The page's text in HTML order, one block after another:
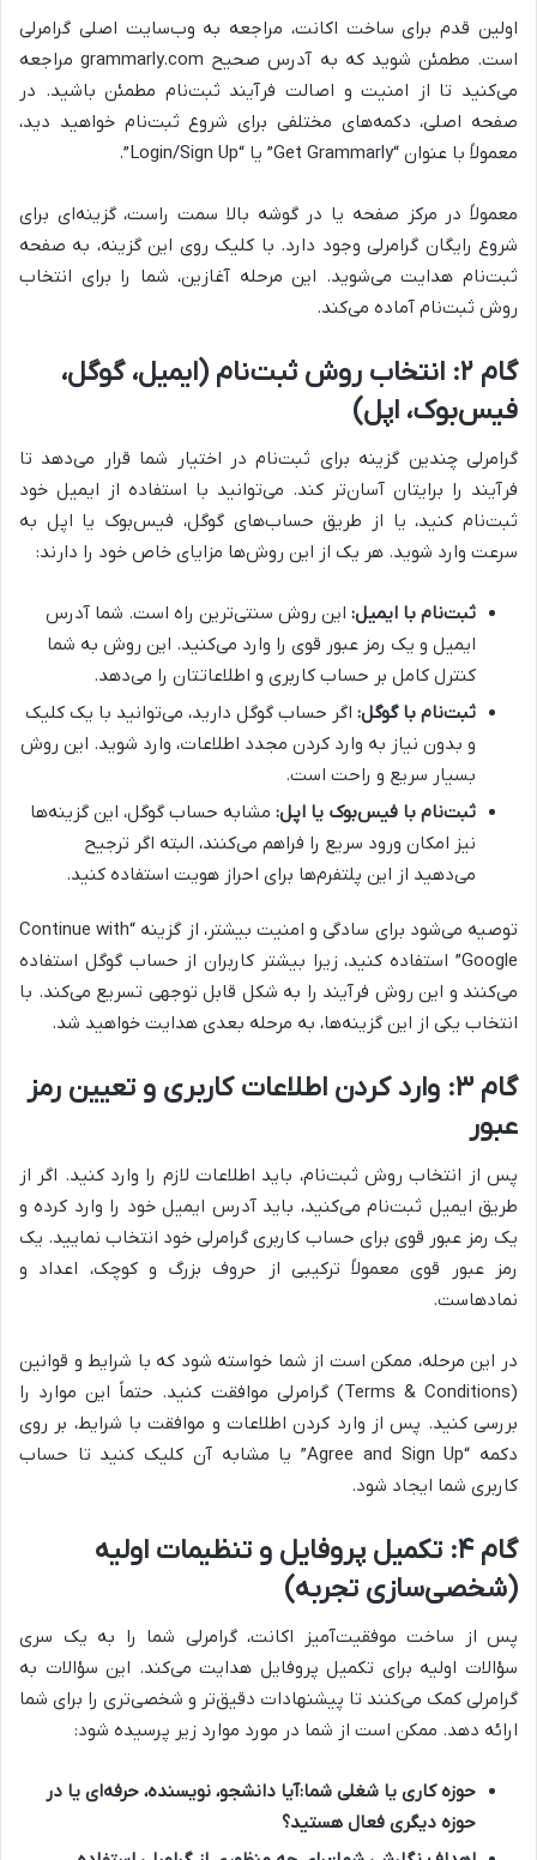
اولین قدم برای ساخت اکانت، مراجعه به وب‌سایت اصلی گرامرلی
است. مطمئن شوید که به آدرس صحیح grammarly.com مراجعه
می‌کنید تا از امنیت و اصالت فرآیند ثبت‌نام مطمئن باشید. در
صفحه اصلی، دکمه‌های مختلفی برای شروع ثبت‌نام خواهید دید،
معمولاً با عنوان “Get Grammarly” یا “Login/Sign Up”.
معمولاً در مرکز صفحه یا در گوشه بالا سمت راست، گزینه‌ای برای
شروع رایگان گرامرلی وجود دارد. با کلیک روی این گزینه، به صفحه
ثبت‌نام هدایت می‌شوید. این مرحله آغازین، شما را برای انتخاب
روش ثبت‌نام آماده می‌کند.
گام ۲: انتخاب روش ثبت‌نام (ایمیل، گوگل،
فیس‌بوک، اپل)
گرامرلی چندین گزینه برای ثبت‌نام در اختیار شما قرار می‌دهد تا
فرآیند را برایتان آسان‌تر کند. می‌توانید با استفاده از ایمیل خود
ثبت‌نام کنید، یا از طریق حساب‌های گوگل، فیس‌بوک یا اپل به
سرعت وارد شوید. هر یک از این روش‌ها مزایای خاص خود را دارند:
ثبت‌نام با ایمیل: این روش سنتی‌ترین راه است. شما آدرس
ایمیل و یک رمز عبور قوی را وارد می‌کنید. این روش به شما
کنترل کامل بر حساب کاربری و اطلاعاتتان را می‌دهد.
ثبت‌نام با گوگل: اگر حساب گوگل دارید، می‌توانید با یک کلیک
و بدون نیاز به وارد کردن مجدد اطلاعات، وارد شوید. این روش
بسیار سریع و راحت است.
ثبت‌نام با فیس‌بوک یا اپل: مشابه حساب گوگل، این گزینه‌ها
نیز امکان ورود سریع را فراهم می‌کنند، البته اگر ترجیح
می‌دهید از این پلتفرم‌ها برای احراز هویت استفاده کنید.
توصیه می‌شود برای سادگی و امنیت بیشتر، از گزینه “Continue with
Google” استفاده کنید، زیرا بیشتر کاربران از حساب گوگل استفاده
می‌کنند و این روش فرآیند را به شکل قابل توجهی تسریع می‌کند. با
انتخاب یکی از این گزینه‌ها، به مرحله بعدی هدایت خواهید شد.
گام ۳: وارد کردن اطلاعات کاربری و تعیین رمز
عبور
پس از انتخاب روش ثبت‌نام، باید اطلاعات لازم را وارد کنید. اگر از
طریق ایمیل ثبت‌نام می‌کنید، باید آدرس ایمیل خود را وارد کرده و
یک رمز عبور قوی برای حساب کاربری گرامرلی خود انتخاب نمایید. یک
رمز عبور قوی معمولاً ترکیبی از حروف بزرگ و کوچک، اعداد و
نمادهاست.
در این مرحله، ممکن است از شما خواسته شود که با شرایط و قوانین
(Terms & Conditions) گرامرلی موافقت کنید. حتماً این موارد را
بررسی کنید. پس از وارد کردن اطلاعات و موافقت با شرایط، بر روی
دکمه “Agree and Sign Up” یا مشابه آن کلیک کنید تا حساب
کاربری شما ایجاد شود.
گام ۴: تکمیل پروفایل و تنظیمات اولیه
(شخصی‌سازی تجربه)
پس از ساخت موفقیت‌آمیز اکانت، گرامرلی شما را به یک سری
سؤالات اولیه برای تکمیل پروفایل هدایت می‌کند. این سؤالات به
گرامرلی کمک می‌کنند تا پیشنهادات دقیق‌تر و شخصی‌تری را برای شما
ارائه دهد. ممکن است از شما در مورد موارد زیر پرسیده شود:
حوزه کاری یا شغلی شما:آیا دانشجو، نویسنده، حرفه‌ای یا در
حوزه دیگری فعال هستید؟